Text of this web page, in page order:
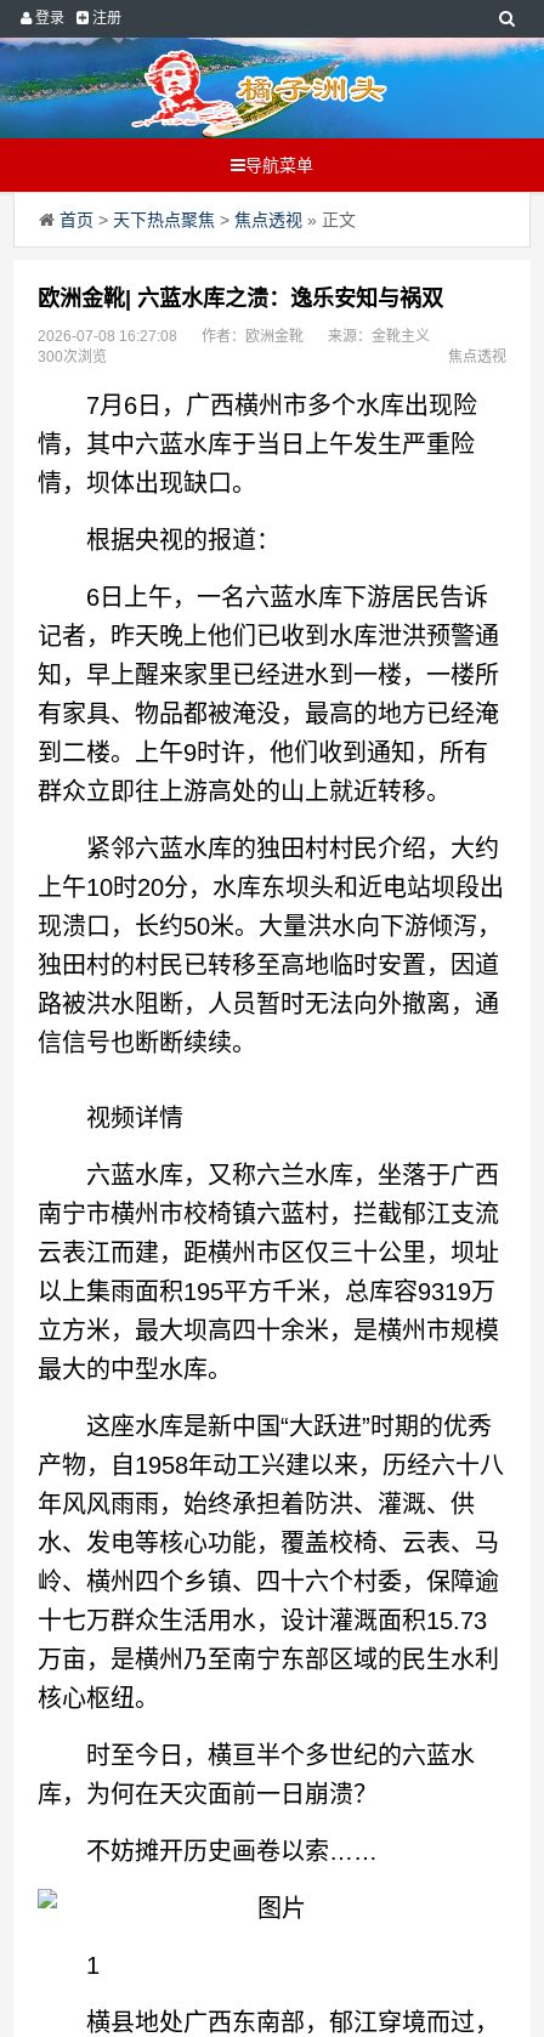
登录 注册
导航菜单
首页 > 天下热点聚焦 >焦点透视 » 正文
欧洲金靴| 六蓝水库之溃：逸乐安知与祸双
2026-07-08 16:27:08 作者：欧洲金靴
来源：金靴主义
300次浏览
焦点透视
7月6日，广西横州市多个水库出现险
情，其中六蓝水库于当日上午发生严重险
情，坝体出现缺口。
根据央视的报道：
6日上午，一名六蓝水库下游居民告诉
记者，昨天晚上他们已收到水库泄洪预警通
知，早上醒来家里已经进水到一楼，一楼所
有家具、物品都被淹没，最高的地方已经淹
到二楼。上午9时许，他们收到通知，所有
群众立即往上游高处的山上就近转移。
紧邻六蓝水库的独田村村民介绍，大约
上午10时20分，水库东坝头和近电站坝段出
现溃口，长约50米。大量洪水向下游倾泻，
独田村的村民已转移至高地临时安置，因道
路被洪水阻断，人员暂时无法向外撤离，通
信信号也断断续续。
视频详情
六蓝水库，又称六兰水库，坐落于广西
南宁市横州市校椅镇六蓝村，拦截郁江支流
云表江而建，距横州市区仅三十公里，坝址
以上集雨面积195平方千米，总库容9319万
立方米，最大坝高四十余米，是横州市规模
最大的中型水库。
这座水库是新中国“大跃进”时期的优秀
产物，自1958年动工兴建以来，历经六十八
年风风雨雨，始终承担着防洪、灌溉、供
水、发电等核心功能，覆盖校椅、云表、马
岭、横州四个乡镇、四十六个村委，保障逾
十七万群众生活用水，设计灌溉面积15.73
万亩，是横州乃至南宁东部区域的民生水利
核心枢纽。
时至今日，横亘半个多世纪的六蓝水
库，为何在天灾面前一日崩溃？
不妨摊开历史画卷以索……
1
横县地处广西东南部，郁江穿境而过，